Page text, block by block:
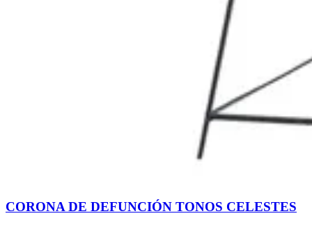
CORONA DE DEFUNCIÓN TONOS CELESTES